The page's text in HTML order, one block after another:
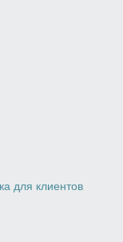
для клиентов